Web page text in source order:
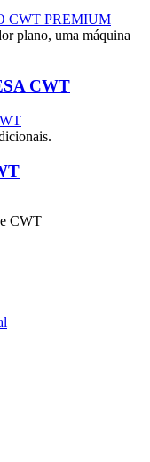
plano, uma máquina
CWT
CWT